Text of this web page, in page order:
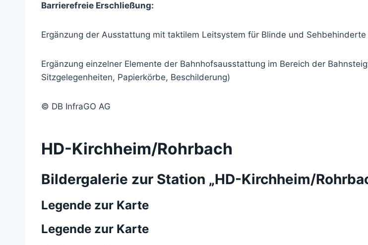
Barrierefreie Erschließung:
Ergänzung der Ausstattung mit taktilem Leitsystem für Blinde und Sehbehinderte
Ergänzung einzelner Elemente der Bahnhofsausstattung im Bereich der
Sitzgelegenheiten, Papierkörbe, Beschilderung)
© DB InfraGO AG
HD-Kirchheim/Rohrbach
Bildergalerie zur Station „HD-Kirchheim/
Legende zur Karte
Legende zur Karte